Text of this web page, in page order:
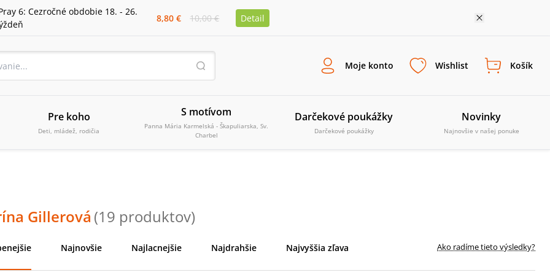
6: Cezročné obdobie 18. - 26.
8,80 € 10,00 € Detail
Moje konto Wishlist Košík
Pre koho
Deti, mládež, rodičia
S motívom
Panna Mária Karmelská - Škapuliarska, Sv.
Charbel
Darčekové poukážky
Darčekové poukážky
Novinky
Najnovšie v našej ponuke
Gillerová (19 produktov)
Najnovšie Najlacnejšie Najdrahšie Najvyššia zľava Ako radíme tieto výsledky?